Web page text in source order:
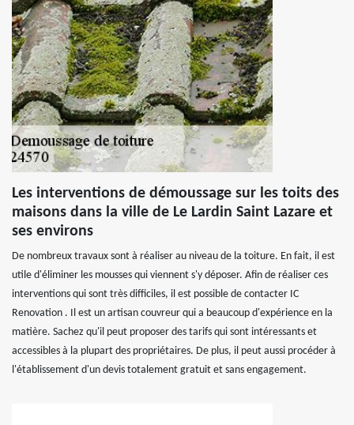
Les interventions de démoussage sur les toits des
maisons dans la ville de Le Lardin Saint Lazare et
ses environs
De nombreux travaux sont à réaliser au niveau de la toiture. En fait, il est
utile d'éliminer les mousses qui viennent s'y déposer. Afin de réaliser ces
interventions qui sont très difficiles, il est possible de contacter IC
Renovation . Il est un artisan couvreur qui a beaucoup d'expérience en la
matière. Sachez qu'il peut proposer des tarifs qui sont intéressants et
accessibles à la plupart des propriétaires. De plus, il peut aussi procéder à
l'établissement d'un devis totalement gratuit et sans engagement.